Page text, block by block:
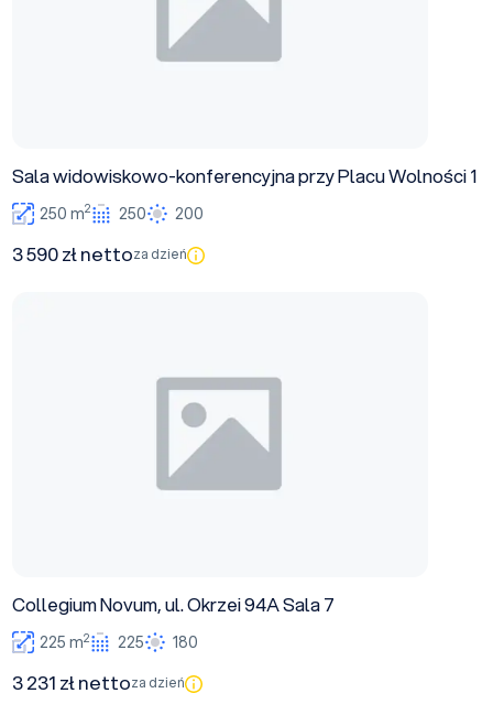
Sala widowiskowo-konferencyjna przy Placu Wolności 1
250 m2 250 200
3 590 zł nettoza dzień
Collegium Novum, ul. Okrzei 94A Sala 7
225 m2 225 180
3 231 zł nettoza dzień